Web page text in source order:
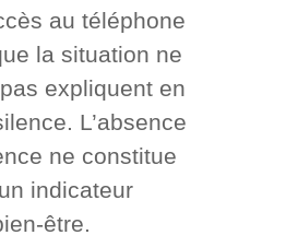
au téléphone
la situation ne
expliquent en
L’absence
ne constitue
indicateur
être.